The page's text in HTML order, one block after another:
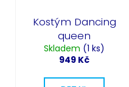
Kostým Dancing
queen
Skladem (1 ks)
949 Kč